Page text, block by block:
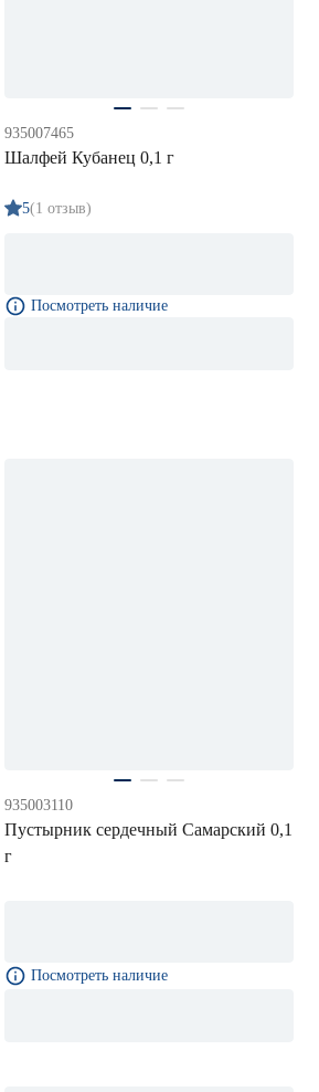
935007465
Шалфей Кубанец 0,1 г
5(1 отзыв)
Посмотреть наличие
935003110
Пустырник сердечный Самарский 0,1
г
Посмотреть наличие